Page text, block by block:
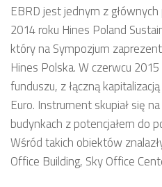
EBRD jest jednym z
2014 roku Hines Poland
który na Sympozjum
Hines Polska. W czerwcu
funduszu, z łączną
Euro. Instrument skupiał się
budynkach z potencjałem do
Wśród takich obiektów
Office Building, Sky Office